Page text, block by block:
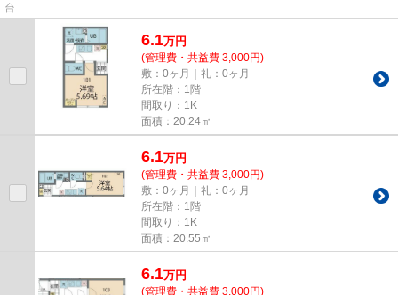
台
6.1万円
(管理費・共益費 3,000円)
敷：0ヶ月｜礼：0ヶ月
所在階：1階
間取り：1K
面積：20.24㎡
6.1万円
(管理費・共益費 3,000円)
敷：0ヶ月｜礼：0ヶ月
所在階：1階
間取り：1K
面積：20.55㎡
6.1万円
(管理費・共益費 3,000円)